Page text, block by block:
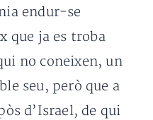
endur-se
que ja es troba
no coneixen, un
seu, però que a
d’Israel, de qui